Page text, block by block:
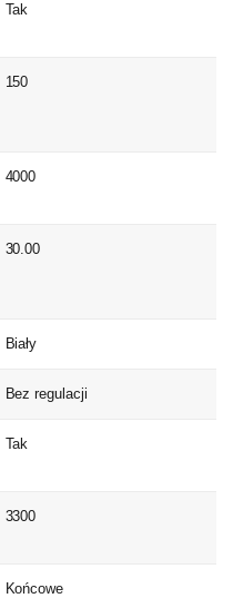
Tak
150
4000
30.00
Biały
Bez regulacji
Tak
3300
Końcowe